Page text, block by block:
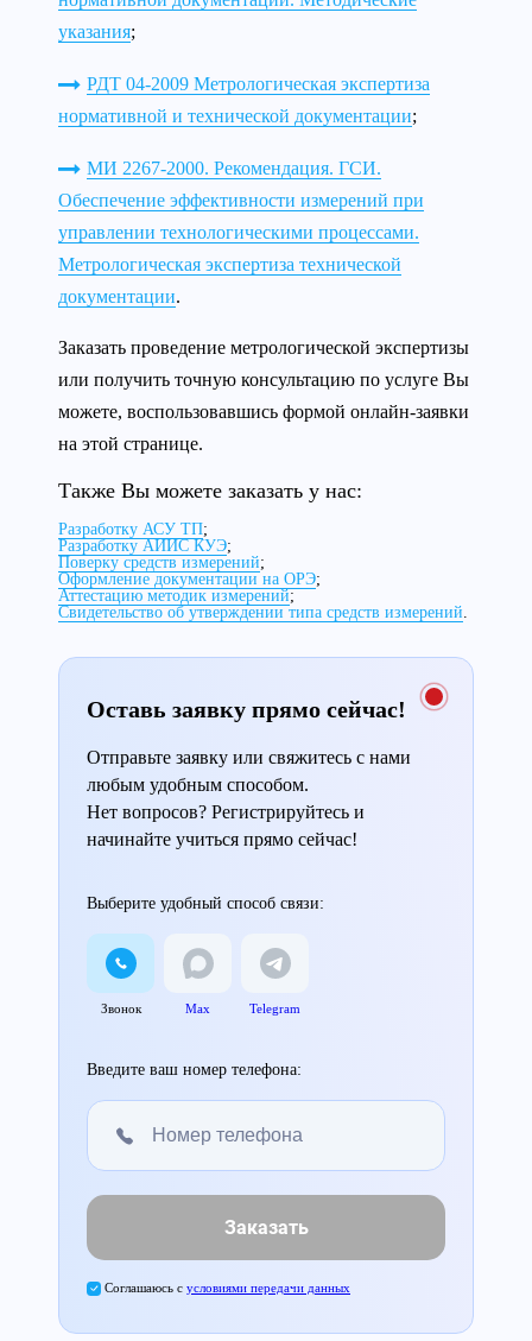
указания;
РДТ 04-2009 Метрологическая экспертиза
нормативной и технической документации;
МИ 2267-2000. Рекомендация. ГСИ.
Обеспечение эффективности измерений при
управлении технологическими процессами.
Метрологическая экспертиза технической
документации.
Заказать проведение метрологической экспертизы
или получить точную консультацию по услуге Вы
можете, воспользовавшись формой онлайн-заявки
на этой странице.
Также Вы можете заказать у нас:
Разработку АСУ ТП;
Разработку АИИС КУЭ;
Поверку средств измерений;
Оформление документации на ОРЭ;
Аттестацию методик измерений;
Свидетельство об утверждении типа средств измерений.
Оставь заявку прямо сейчас!
Отправьте заявку или свяжитесь с нами
любым удобным способом.
Нет вопросов? Регистрируйтесь и
начинайте учиться прямо сейчас!
Выберите удобный способ связи:
Звонок Max Telegram
Введите ваш номер телефона:
Заказать
Соглашаюсь с условиями передачи данных